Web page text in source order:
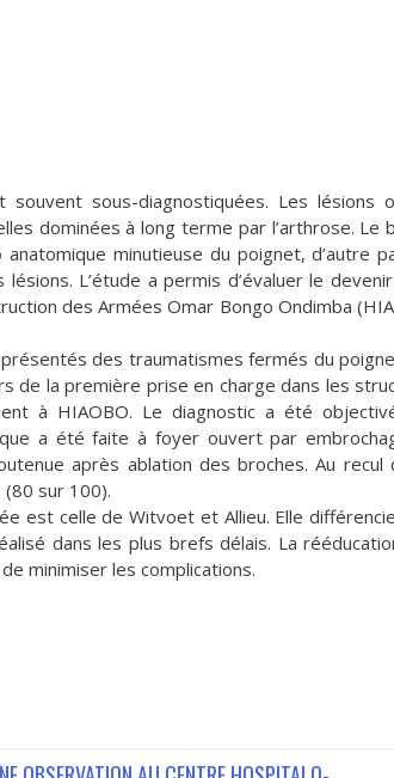
sous-diagnostiquées. Les lésions
dominées à long terme par l’arthrose. Le
minutieuse du poignet, d’autre
L’étude a permis d’évaluer le
des Armées Omar Bongo Ondimba
des traumatismes fermés du
de la première prise en charge dans les
à HIAOBO. Le diagnostic a été
a été faite à foyer ouvert par
après ablation des broches. Au recul
(80 sur 100).
est celle de Witvoet et Allieu. Elle
dans les plus brefs délais. La
minimiser les complications.